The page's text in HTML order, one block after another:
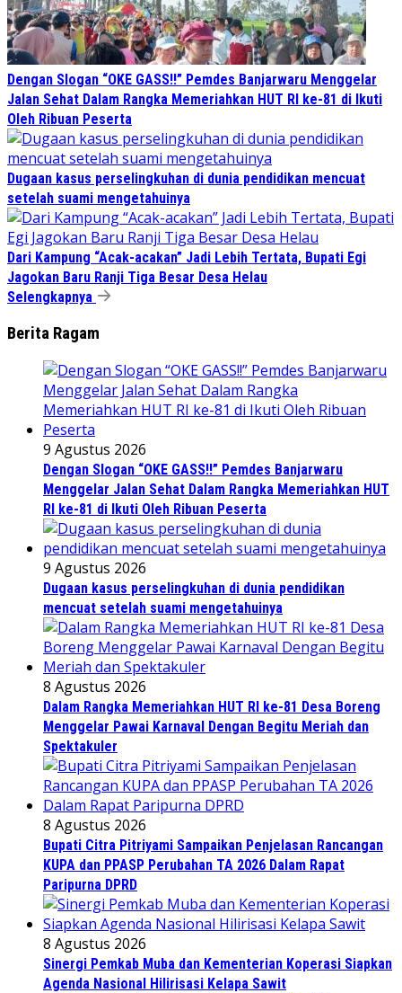
Dengan Slogan “OKE GASS!!” Pemdes Banjarwaru Menggelar
Jalan Sehat Dalam Rangka Memeriahkan HUT RI ke-81 di Ikuti
Oleh Ribuan Peserta
Dugaan kasus perselingkuhan di dunia pendidikan mencuat
setelah suami mengetahuinya
Dari Kampung “Acak-acakan” Jadi Lebih Tertata, Bupati Egi
Jagokan Baru Ranji Tiga Besar Desa Helau
Selengkapnya
Berita Ragam
9 Agustus 2026
Dengan Slogan “OKE GASS!!” Pemdes Banjarwaru
Menggelar Jalan Sehat Dalam Rangka Memeriahkan HUT
RI ke-81 di Ikuti Oleh Ribuan Peserta
9 Agustus 2026
Dugaan kasus perselingkuhan di dunia pendidikan
mencuat setelah suami mengetahuinya
8 Agustus 2026
Dalam Rangka Memeriahkan HUT RI ke-81 Desa Boreng
Menggelar Pawai Karnaval Dengan Begitu Meriah dan
Spektakuler
8 Agustus 2026
Bupati Citra Pitriyami Sampaikan Penjelasan Rancangan
KUPA dan PPASP Perubahan TA 2026 Dalam Rapat
Paripurna DPRD
8 Agustus 2026
Sinergi Pemkab Muba dan Kementerian Koperasi Siapkan
Agenda Nasional Hilirisasi Kelapa Sawit